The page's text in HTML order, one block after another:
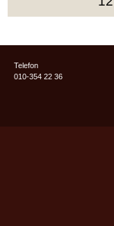
Telefon
010-354 22 36